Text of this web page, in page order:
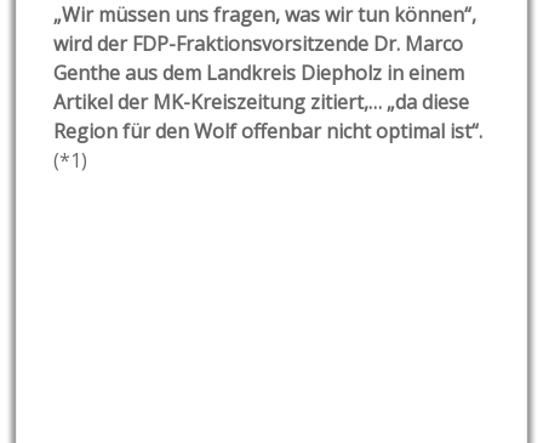
„Wir müssen uns fragen, was wir tun können“,
wird der FDP-Fraktionsvorsitzende Dr. Marco
Genthe aus dem Landkreis Diepholz in einem
Artikel der MK-Kreiszeitung zitiert,… „da diese
Region für den Wolf offenbar nicht optimal ist“.
(*1)